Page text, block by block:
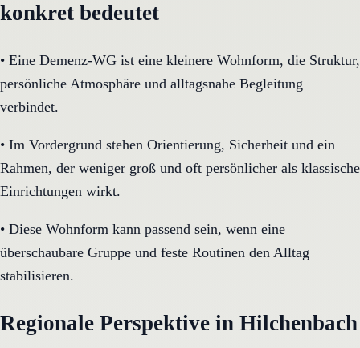
konkret bedeutet
• Eine Demenz-WG ist eine kleinere Wohnform, die Struktur,
persönliche Atmosphäre und alltagsnahe Begleitung
verbindet.
• Im Vordergrund stehen Orientierung, Sicherheit und ein
Rahmen, der weniger groß und oft persönlicher als klassische
Einrichtungen wirkt.
• Diese Wohnform kann passend sein, wenn eine
überschaubare Gruppe und feste Routinen den Alltag
stabilisieren.
Regionale Perspektive in Hilchenbach